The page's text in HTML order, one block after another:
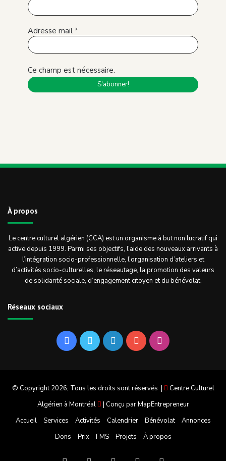
Adresse mail *
Ce champ est nécessaire.
À propos
Le centre culturel algérien (CCA) est un organisme à but non lucratif qui
active depuis 1999. Parmi ses objectifs, l’aide des nouveaux arrivants à
l’intégration socio-professionnelle, l’organisation d’ateliers et
d’activités socio-culturelles, le réseautage, la promotion des valeurs
de solidarité sociale, d’engagement citoyen et du bénévolat.
Réseaux sociaux
FacebookTwitterLinkedinYouTubeInstagram
© Copyright 2026, Tous les droits sont réservés |
Centre Culturel
Algérien à Montréal
| Conçu parMapEntrepreneur
Accueil
Services Activités Calendrier Bénévolat
Annonces
Dons
Prix FMS Projets À propos